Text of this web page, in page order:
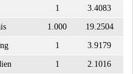
1 3.4083
1.000 19.2504
1 3.9179
1 2.1016